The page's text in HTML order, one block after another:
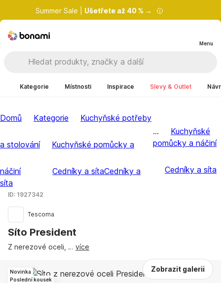
Summer Sale | Ušetřete až 40 % →
Menu
Kategorie Místnosti Inspirace Slevy & Outlet
Domů Kategorie Kuchyňské potřeby
a stolování Kuchyňské pomůcky a
náčiní Cedníky a sítaCedníky a
síta
...
Kuchyňské
pomůcky a náčiní
Cedníky a síta
Zobrazit galerii
Novinka
Poslední kousek
ID: 1927342
Tescoma
Síto President
Z nerezové oceli , … více